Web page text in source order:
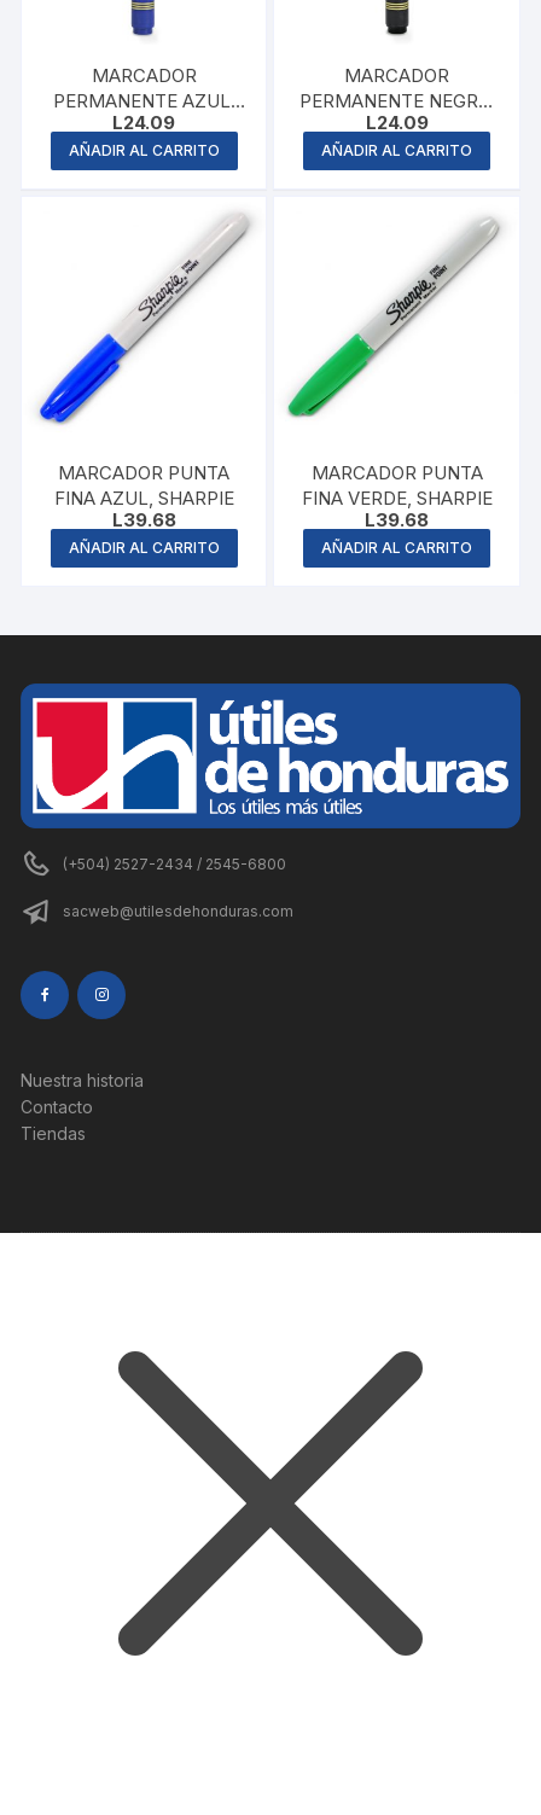
MARCADOR
PERMANENTE AZUL,
PENTEL
L24.09
AÑADIR AL CARRITO
MARCADOR
PERMANENTE NEGRO,
MAPED
L24.09
AÑADIR AL CARRITO
MARCADOR PUNTA
FINA AZUL, SHARPIE
L39.68
AÑADIR AL CARRITO
MARCADOR PUNTA
FINA VERDE, SHARPIE
L39.68
AÑADIR AL CARRITO
(+504) 2527-2434 / 2545-6800
sacweb@utilesdehonduras.com
Nuestra historia
Contacto
Tiendas